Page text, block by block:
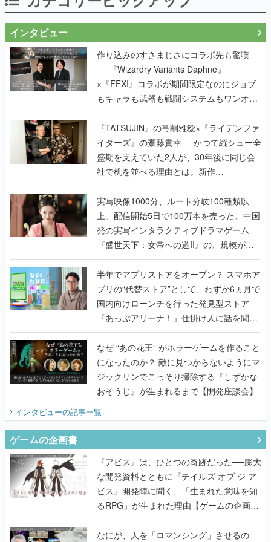
インタビュー
作り込みのすさまじさにコラボ先も驚嘆
──『Wizardry Variants Daphne』
×『FFXI』コラボが期間限定なのにジョブ
もキャラも武器も戦闘システムもワンオフ
で作り込まれた理由を両ディレクターに聞
く
『TATSUJIN』の弓削雅稔×『ライデンファ
イターズ』の齋藤貴幸──かつて縦シュー全
盛期を支えていた2人が、30年後に同じ会
社で机を並べる理由とは。新作
『TATSUJIN EXTREME』で初タッグを組
んだレジェンド2人に訊く開発秘話
実写映像1000分、ルート分岐100種類以
上。配信開始5日で100万本を売った、中国
発の実写インタラクティブドラマゲーム
『盛世天下：女帝への道II』の、規模が違
うこだわりをプロデューサーに聞いた
半年でアプリストアをオープン？ スマホア
プリの“代替ストア”として、わずか6ヵ月で
国内向けローンチを行った発見型ストア
『あっぷアリーナ！』仕掛け人に話を聞い
てみた
なぜ “あの花王” がホラーゲームを作ること
になったのか？ 敵に見つからないようにマ
ジックリンでこっそり掃除する『しずかな
おそうじ』が生まれるまで【開発座談会】
インタビューの記事一覧
ゲームの企画書
『アビス』は、ひとつの奇跡だった──膨大
な開発資料とともに『テイルズ オブ ジ ア
ビス』開発陣に聞く、「生まれた意味を知
るRPG」が生まれた理由【ゲームの企画
書】
なにが、人を「ロマンシング」させるの